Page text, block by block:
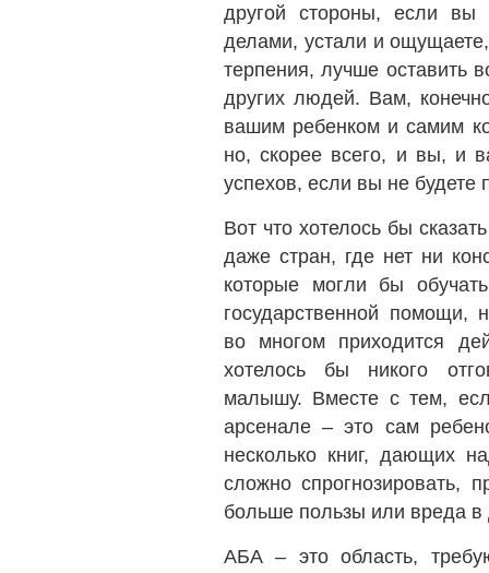
другой стороны, если
делами, устали и
терпения, лучше оставить
других людей. Вам,
вашим ребенком и самим
но, скорее всего, и вы, и
успехов, если вы не будете
Вот что хотелось бы
даже стран, где нет ни
которые могли бы
государственной помощи,
во многом приходится
хотелось бы никого
малышу. Вместе с тем,
арсенале – это сам
несколько книг, дающих
сложно спрогнозировать,
больше пользы или вреда в
АБА – это область,